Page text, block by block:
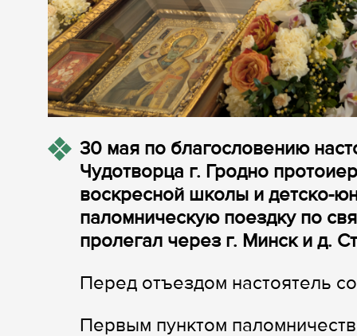
30 мая по благословению
Чудотворца г. Гродно
воскресной школы и детско-
паломническую поездку по
пролегал через г. Минск и д.
Перед отъездом настоятель
Первым пунктом